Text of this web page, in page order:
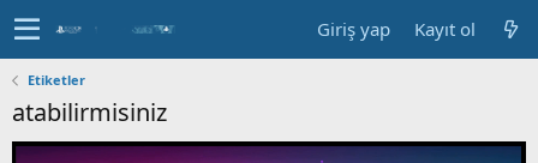
Giriş yap Kayıt ol
Etiketler
atabilirmisiniz